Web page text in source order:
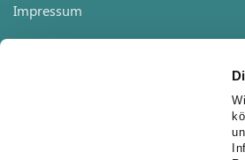
Impressum